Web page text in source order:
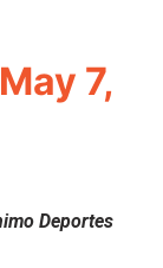
May 7,
Deportes